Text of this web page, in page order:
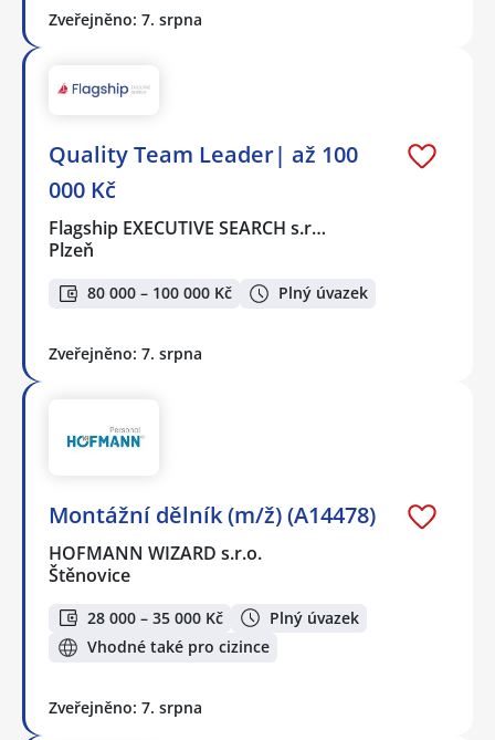
Zveřejněno: 7. srpna
Quality Team Leader| až 100
000 Kč
Flagship EXECUTIVE SEARCH s.r…
Plzeň
80 000 – 100 000 Kč Plný úvazek
Zveřejněno: 7. srpna
Montážní dělník (m/ž) (A14478)
HOFMANN WIZARD s.r.o.
Štěnovice
28 000 – 35 000 Kč
Plný úvazek
Vhodné také pro cizince
Zveřejněno: 7. srpna